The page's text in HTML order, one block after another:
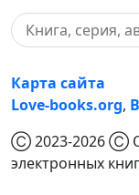
Карта сайта
Love-books.org,
Ⓒ 2023-2026 Ⓒ
электронных